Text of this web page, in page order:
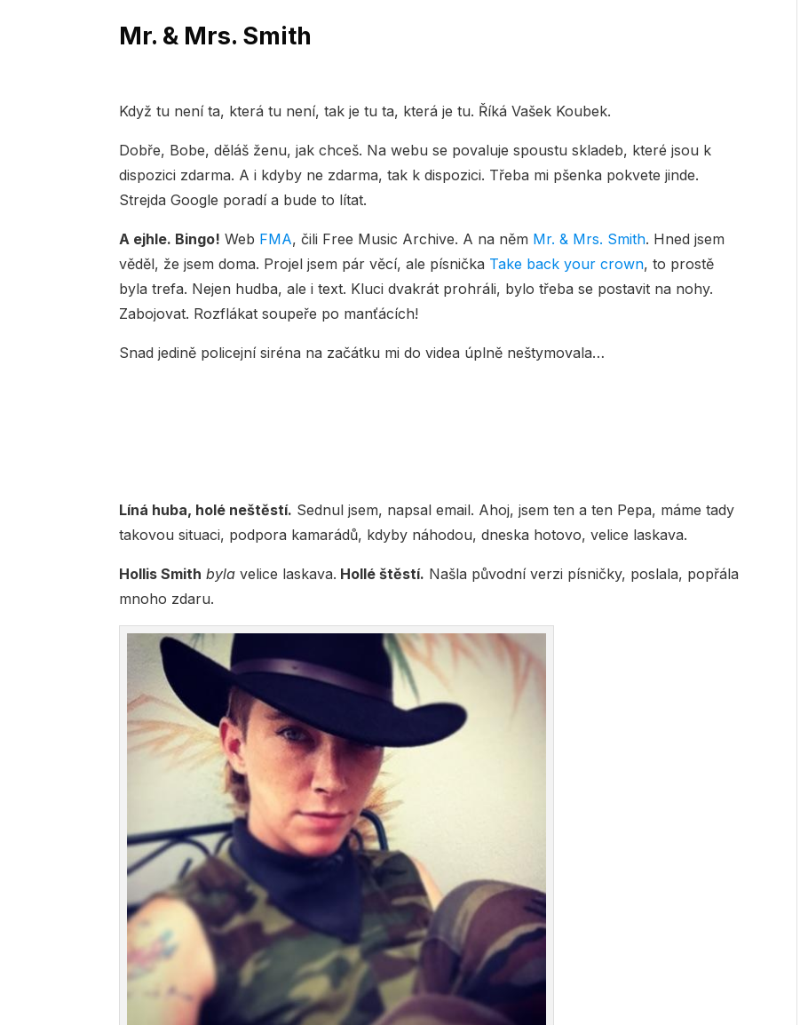
Mr. & Mrs. Smith
Když tu není ta, která tu není, tak je tu ta, která je tu. Říká Vašek Koubek.
Dobře, Bobe, děláš ženu, jak chceš. Na webu se povaluje spoustu skladeb, které jsou k
dispozici zdarma. A i kdyby ne zdarma, tak k dispozici. Třeba mi pšenka pokvete jinde.
Strejda Google poradí a bude to lítat.
A ejhle. Bingo! Web FMA, čili Free Music Archive. A na něm Mr. & Mrs. Smith. Hned jsem
věděl, že jsem doma. Projel jsem pár věcí, ale písnička Take back your crown, to prostě
byla trefa. Nejen hudba, ale i text. Kluci dvakrát prohráli, bylo třeba se postavit na nohy.
Zabojovat. Rozflákat soupeře po manťácích!
Snad jedině policejní siréna na začátku mi do videa úplně neštymovala…
Líná huba, holé neštěstí. Sednul jsem, napsal email. Ahoj, jsem ten a ten Pepa, máme tady
takovou situaci, podpora kamarádů, kdyby náhodou, dneska hotovo, velice laskava.
Hollis Smith byla velice laskava. Hollé štěstí. Našla původní verzi písničky, poslala, popřála
mnoho zdaru.